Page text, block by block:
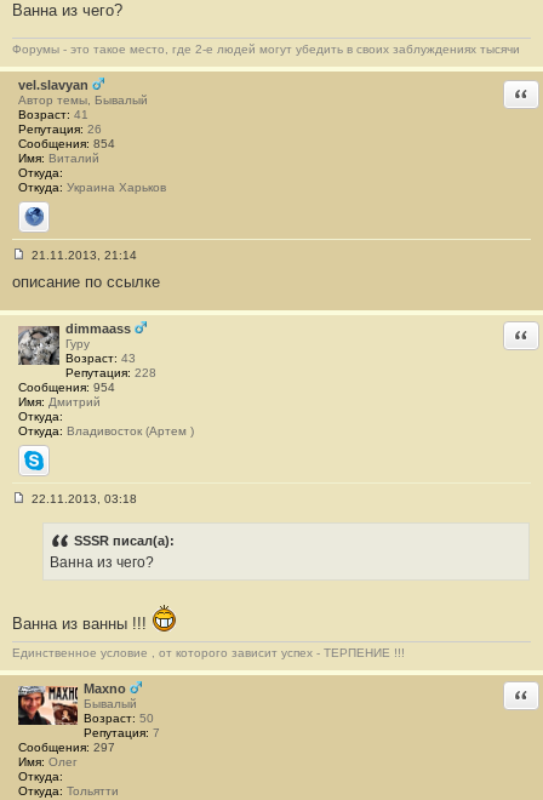
о
б
щ
е
н
и
е
#
2
Ванна из чего?
Форумы - это такое место, где 2-е людей могут убедить в своих заблуждениях тысячи
vel.slavyan
Автор темы, Бывалый
Возраст: 41
Репутация: 26
Сообщения: 854
Имя: Виталий
Откуда:
Откуда: Украина Харьков
Сайт
о
б
щ
е
н
и
е
#
3
21.11.2013, 21:14
описание по ссылке
dimmaass
Гуру
Возраст: 43
Репутация: 228
Сообщения: 954
Имя: Дмитрий
Откуда:
Откуда: Владивосток (Артем )
Skype
е
#
4
22.11.2013, 03:18
SSSR писал(а):
Ванна из чего?
Ванна из ванны !!!
Единственное условие , от которого зависит успех - ТЕРПЕНИЕ !!!
Maxno
Бывалый
Возраст: 50
Репутация: 7
Сообщения: 297
Имя: Олег
Откуда:
Откуда: Тольятти